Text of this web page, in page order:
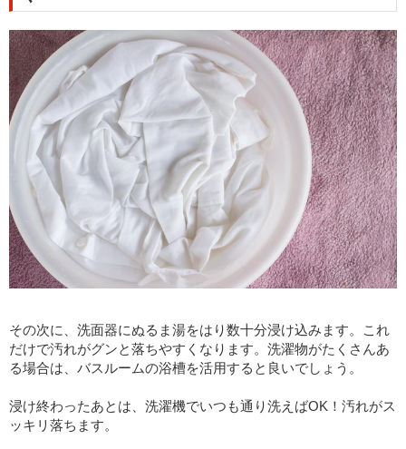
その次に、洗面器にぬるま湯をはり数十分浸け込みます。これ
だけで汚れがグンと落ちやすくなります。洗濯物がたくさんあ
る場合は、バスルームの浴槽を活用すると良いでしょう。
浸け終わったあとは、洗濯機でいつも通り洗えばOK！汚れがス
ッキリ落ちます。